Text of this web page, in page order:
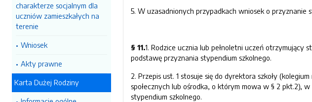
charakterze socjalnym dla
uczniów zamieszkałych na
terenie
Wniosek
Akty prawne
Karta Dużej Rodziny
5. W uzasadnionych przypadkach wniosek o przyznanie
§ 11.1. Rodzice ucznia lub pełnoletni uczeń otrzymujący
podstawę przyznania stypendium szkolnego.
2. Przepis ust. 1 stosuje się do dyrektora szkoły
społecznych lub ośrodka, o którym mowa w § 2 pkt.2),
stypendium szkolnego.